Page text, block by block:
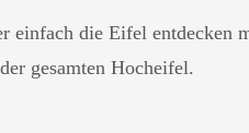
einfach die Eifel entdecken
gesamten Hocheifel.